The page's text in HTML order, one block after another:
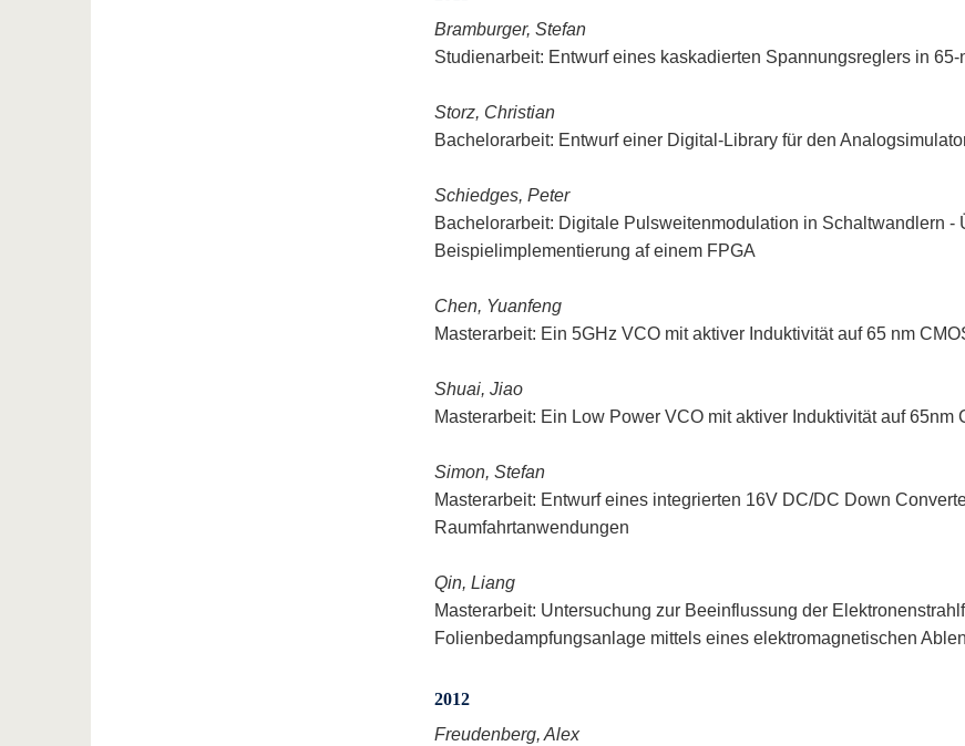
Bramburger, Stefan
Studienarbeit: Entwurf eines kaskadierten Spannungsreglers in 65-
Storz, Christian
Bachelorarbeit: Entwurf einer Digital-Library für den
Schiedges, Peter
Bachelorarbeit: Digitale Pulsweitenmodulation in Schaltwandlern -
Beispielimplementierung af einem FPGA
Chen, Yuanfeng
Masterarbeit: Ein 5GHz VCO mit aktiver Induktivität auf 65 nm
Shuai, Jiao
Masterarbeit: Ein Low Power VCO mit aktiver Induktivität auf 65nm
Simon, Stefan
Masterarbeit: Entwurf eines integrierten 16V DC/DC Down
Raumfahrtanwendungen
Qin, Liang
Masterarbeit: Untersuchung zur Beeinflussung der
Folienbedampfungsanlage mittels eines elektromagnetischen
2012
Freudenberg, Alex